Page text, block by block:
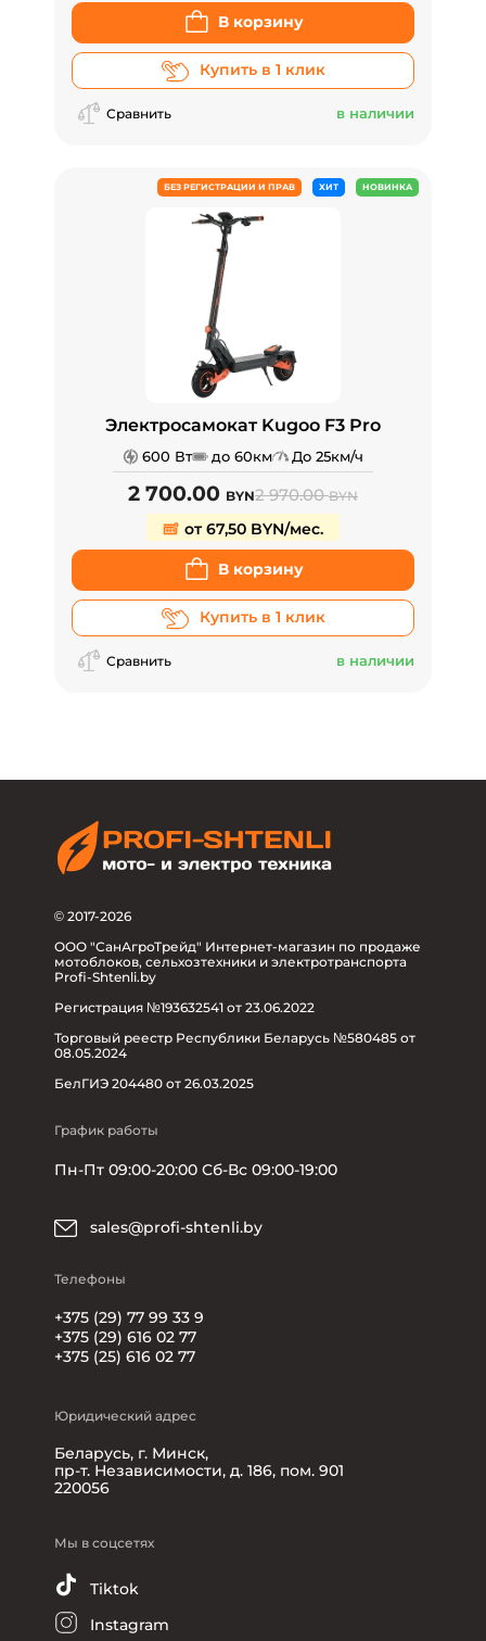
В корзину
Купить в 1 клик
Сравнить в наличии
БЕЗ РЕГИСТРАЦИИ И ПРАВ ХИТ НОВИНКА
Электросамокат Kugoo F3 Pro
600 Вт до 60км До 25км/ч
2 700.00 BYN2 970.00BYN
от 67,50 BYN/мес.
В корзину
Купить в 1 клик
Сравнить в наличии
© 2017-2026
ООО "СанАгроТрейд" Интернет-магазин по продаже
мотоблоков, сельхозтехники и электротранспорта
Profi-Shtenli.by
Регистрация №193632541 от 23.06.2022
Торговый реестр Республики Беларусь №580485 от
08.05.2024
БелГИЭ 204480 от 26.03.2025
График работы
Пн-Пт 09:00-20:00 Сб-Вс 09:00-19:00
sales@profi-shtenli.by
Телефоны
+375 (29) 77 99 33 9
+375 (29) 616 02 77
+375 (25) 616 02 77
Юридический адрес
Беларусь, г. Минск,
пр-т. Независимости, д. 186, пом. 901
220056
Мы в соцсетях
Tiktok
Instagram